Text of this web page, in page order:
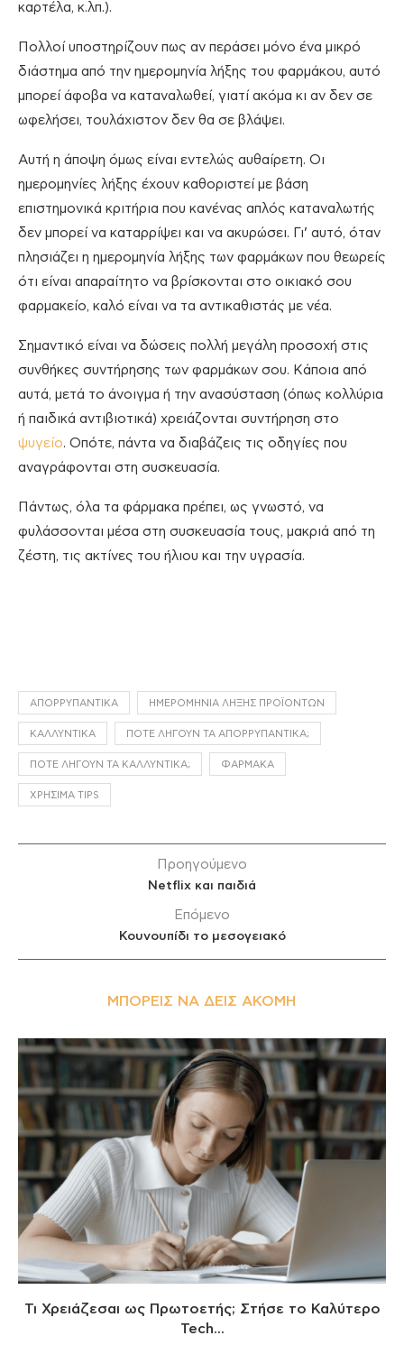
καρτέλα, κ.λπ.).
Πολλοί υποστηρίζουν πως αν περάσει μόνο ένα μικρό
διάστημα από την ημερομηνία λήξης του φαρμάκου, αυτό
μπορεί άφοβα να καταναλωθεί, γιατί ακόμα κι αν δεν σε
ωφελήσει, τουλάχιστον δεν θα σε βλάψει.
Αυτή η άποψη όμως είναι εντελώς αυθαίρετη. Οι
ημερομηνίες λήξης έχουν καθοριστεί με βάση
επιστημονικά κριτήρια που κανένας απλός καταναλωτής
δεν μπορεί να καταρρίψει και να ακυρώσει. Γι’ αυτό, όταν
πλησιάζει η ημερομηνία λήξης των φαρμάκων που θεωρείς
ότι είναι απαραίτητο να βρίσκονται στο οικιακό σου
φαρμακείο, καλό είναι να τα αντικαθιστάς με νέα.
Σημαντικό είναι να δώσεις πολλή μεγάλη προσοχή στις
συνθήκες συντήρησης των φαρμάκων σου. Κάποια από
αυτά, μετά το άνοιγμα ή την ανασύσταση (όπως κολλύρια
ή παιδικά αντιβιοτικά) χρειάζονται συντήρηση στο
ψυγείο. Οπότε, πάντα να διαβάζεις τις οδηγίες που
αναγράφονται στη συσκευασία.
Πάντως, όλα τα φάρμακα πρέπει, ως γνωστό, να
φυλάσσονται μέσα στη συσκευασία τους, μακριά από τη
ζέστη, τις ακτίνες του ήλιου και την υγρασία.
ΑΠΟΡΡΥΠΑΝΤΙΚΆ ΗΜΕΡΟΜΗΝΊΑ ΛΉΞΗΣ ΠΡΟΪΌΝΤΩΝ
ΚΑΛΛΥΝΤΙΚΆ ΠΟΤΈ ΛΉΓΟΥΝ ΤΑ ΑΠΟΡΡΥΠΑΝΤΙΚΆ;
ΠΌΤΕ ΛΉΓΟΥΝ ΤΑ ΚΑΛΛΥΝΤΙΚΆ; ΦΆΡΜΑΚΑ
ΧΡΉΣΙΜΑ TIPS
Προηγούμενο
Netflix και παιδιά
Επόμενο
Κουνουπίδι το μεσογειακό
ΜΠΟΡΕΊΣ ΝΑ ΔΕΙΣ ΑΚΌΜΗ
Τι Χρειάζεσαι ως Πρωτοετής; Στήσε το Καλύτερο
Tech...